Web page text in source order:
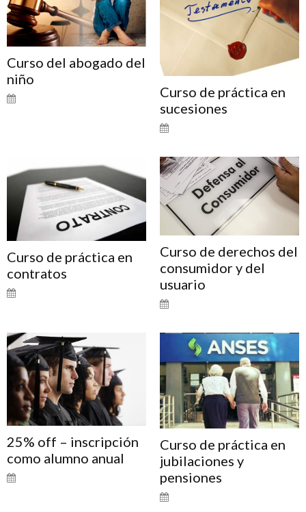
Curso del abogado del
niño
Curso de práctica en
sucesiones
Curso de práctica en
contratos
Curso de derechos del
consumidor y del
usuario
25% off – inscripción
como alumno anual
Curso de práctica en
jubilaciones y
pensiones